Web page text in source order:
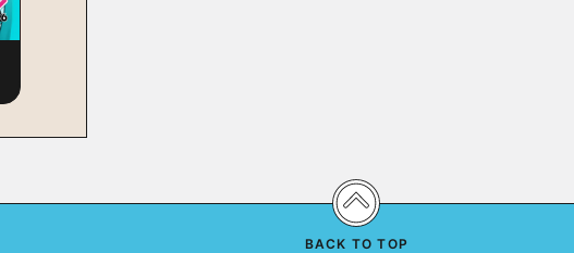
BACK TO TOP